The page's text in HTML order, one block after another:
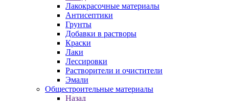
Лакокрасочные материалы
Антисептики
Грунты
Добавки в растворы
Краски
Лаки
Лессировки
Растворители и очистители
Эмали
Общестроительные материалы
Назад